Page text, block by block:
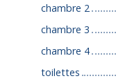
chambre 2
chambre 3
chambre 4
toilettes